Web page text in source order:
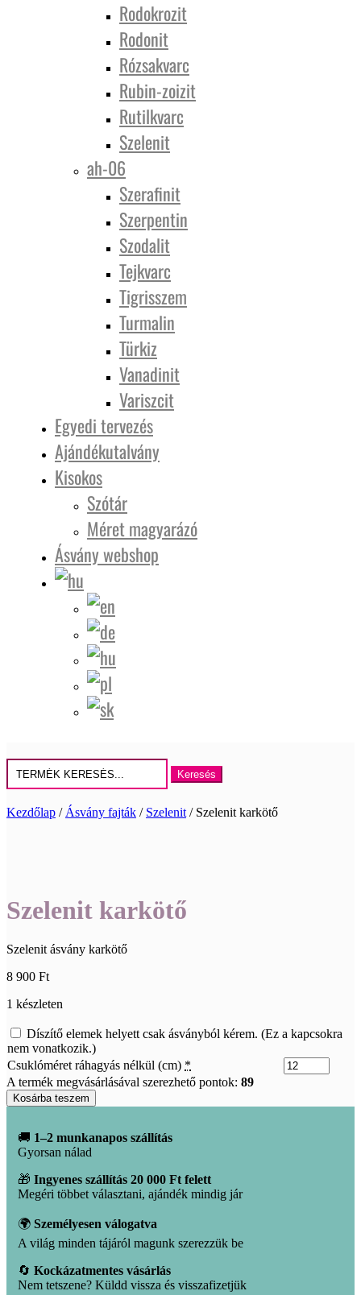
Rodokrozit
Rodonit
Rózsakvarc
Rubin-zoizit
Rutilkvarc
Szelenit
ah-06
Szerafinit
Szerpentin
Szodalit
Tejkvarc
Tigrisszem
Turmalin
Türkiz
Vanadinit
Variszcit
Egyedi tervezés
Ajándékutalvány
Kisokos
Szótár
Méret magyarázó
Ásvány webshop
Keresés
erre:
Kezdőlap / Ásvány fajták / Szelenit / Szelenit karkötő
Szelenit karkötő
Szelenit ásvány karkötő
8 900 Ft
1 készleten
Díszítő elemek helyett csak ásványból kérem. (Ez a kapcsokra
nem vonatkozik.)
Csuklóméret ráhagyás nélkül (cm) *
A termék megvásárlásával szerezhető pontok: 89
Szelenit
karkötő
Kosárba teszem
🚚 1–2 munkanapos szállítás
Gyorsan nálad
🎁 Ingyenes szállítás 20 000 Ft felett
Megéri többet választani, ajándék mindig jár
🌍 Személyesen válogatva
A világ minden tájáról magunk szerezzük be
🔄 Kockázatmentes vásárlás
Nem tetszene? Küldd vissza és visszafizetjük